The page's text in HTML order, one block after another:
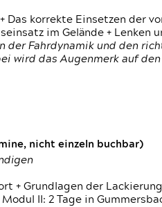
Das korrekte Einsetzen der
im Gelände + Lenken
der Fahrdynamik und den
wird das Augenmerk auf
nicht einzeln buchbar)
+ Grundlagen der
II: 2 Tage in